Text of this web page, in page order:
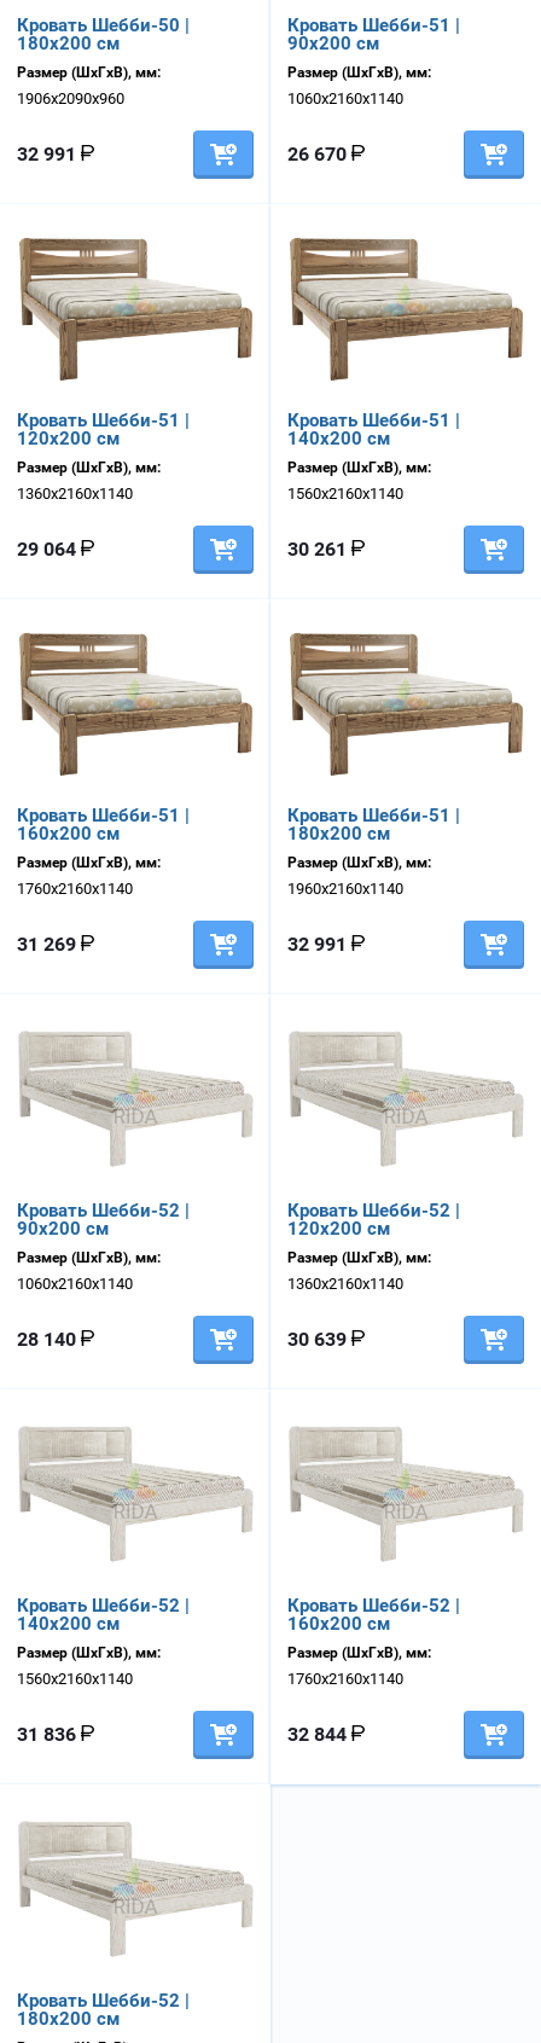
Кровать Шебби-50 |
180х200 см
Размер (ШхГхВ), мм:
1906х2090х960
32 991
Кровать Шебби-51 |
90х200 см
Размер (ШхГхВ), мм:
1060х2160х1140
26 670
Кровать Шебби-51 |
120х200 см
Размер (ШхГхВ), мм:
1360х2160х1140
29 064
Кровать Шебби-51 |
140х200 см
Размер (ШхГхВ), мм:
1560х2160х1140
30 261
Кровать Шебби-51 |
160х200 см
Размер (ШхГхВ), мм:
1760х2160х1140
31 269
Кровать Шебби-51 |
180х200 см
Размер (ШхГхВ), мм:
1960х2160х1140
32 991
Кровать Шебби-52 |
90х200 см
Размер (ШхГхВ), мм:
1060х2160х1140
28 140
Кровать Шебби-52 |
120х200 см
Размер (ШхГхВ), мм:
1360х2160х1140
30 639
Кровать Шебби-52 |
140х200 см
Размер (ШхГхВ), мм:
1560х2160х1140
31 836
Кровать Шебби-52 |
160х200 см
Размер (ШхГхВ), мм:
1760х2160х1140
32 844
Кровать Шебби-52 |
180х200 см